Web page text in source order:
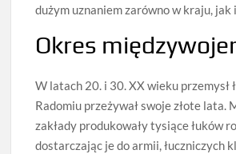
dużym uznaniem zarówno w kraju, jak
Okres
W latach 20. i 30. XX wieku przemysł
Radomiu przeżywał swoje złote lata.
zakłady produkowały tysiące łuków
dostarczając je do armii, łuczniczych